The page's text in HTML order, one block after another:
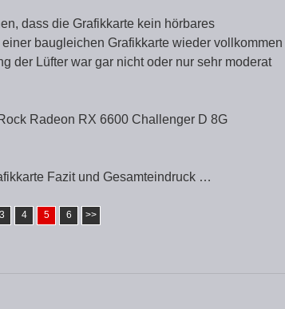
dass die Grafikkarte kein hörbares
baugleichen Grafikkarte wieder vollkommen
der Lüfter war gar nicht oder nur sehr moderat
Radeon RX 6600 Challenger D 8G
Fazit und Gesamteindruck …
3 4 5 6 >>